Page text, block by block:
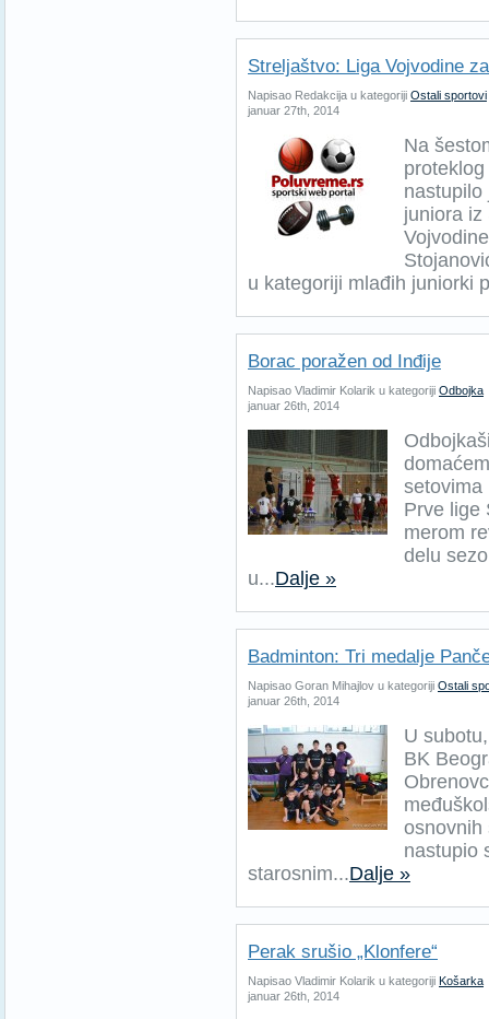
Streljaštvo: Liga Vojvodine
Napisao Redakcija u kategoriji Ostali sportovi
januar 27th, 2014
Na
nastupilo
juniora iz
u kategoriji mlađih juniorki
Borac poražen od Inđije
Napisao Vladimir Kolarik u kategoriji Odbojka
januar 26th, 2014
setovima
Prve lige
merom
delu
u...Dalje »
Badminton: Tri medalje
Napisao Goran Mihajlov u kategoriji Ostali
januar 26th, 2014
U
BK
osnovnih
nastupio
starosnim...Dalje »
Perak srušio „Klonfere“
Napisao Vladimir Kolarik u kategoriji Košarka
januar 26th, 2014